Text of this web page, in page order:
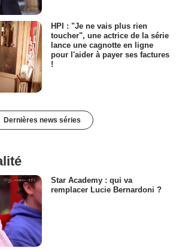
HPI : "Je ne vais plus rien
toucher", une actrice de la série
lance une cagnotte en ligne
pour l'aider à payer ses factures
!
Dernières news séries
Star Academy : qui va
remplacer Lucie Bernardoni ?